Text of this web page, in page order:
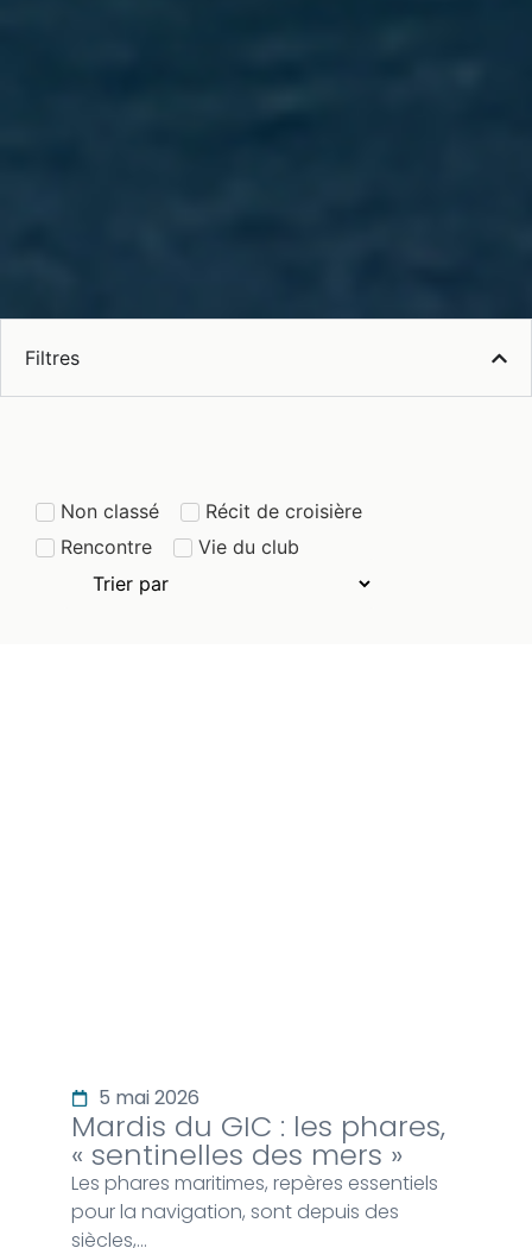
Filtres
Non classé
Récit de croisière
Rencontre
Vie du club
5 mai 2026
Mardis du GIC : les phares,
« sentinelles des mers »
Les phares maritimes, repères essentiels
pour la navigation, sont depuis des
siècles,…